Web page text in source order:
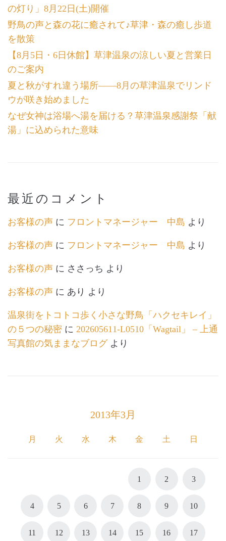
の灯り」8月22日(土)開催
野鳥の声と森の花に癒されて♪草津・森の癒し歩道
を散策
【8月5日・6日休館】草津温泉の涼しい夏と営業日
のご案内
夏と秋がすれ違う場所――8月の草津温泉でリンド
ウが咲き始めました
なぜ女神は浴場へ湯を届ける？草津温泉感謝祭「献
湯」に込められた意味
最近のコメント
お客様の声 に フロントマネージャー 中島 より
お客様の声 に フロントマネージャー 中島 より
お客様の声 に ささっち より
お客様の声 に あり より
温泉街をトコトコ歩く小さな野鳥「ハクセキレイ」
の５つの秘密 に 202605611-L0510「Wagtail」 – 上通
写真館の気ままなブログより
2013年3月
月 火 水 木 金 土 日
1 2 3
4 5 6 7 8 9 10
11 12 13 14 15 16 17